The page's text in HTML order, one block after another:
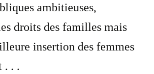
ambitieuses,
droits des familles mais
insertion des femmes
. . .